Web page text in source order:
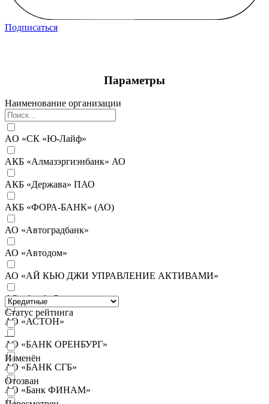
Подписаться
Параметры
Наименование организации
AO «СК «Ю-Лайф»
АКБ «Алмазэргиэнбанк» АО
АКБ «Держава» ПАО
АКБ «ФОРА-БАНК» (АО)
АО «Автоградбанк»
АО «Автодом»
АО «АЙ КЬЮ ДЖИ УПРАВЛЕНИЕ АКТИВАМИ»
АО «АльфаСтрахование»
АО «АСТОН»
АО «БАНК ОРЕНБУРГ»
АО «БАНК СГБ»
АО «Банк ФИНАМ»
Статус рейтинга
—
Изменён
Отозван